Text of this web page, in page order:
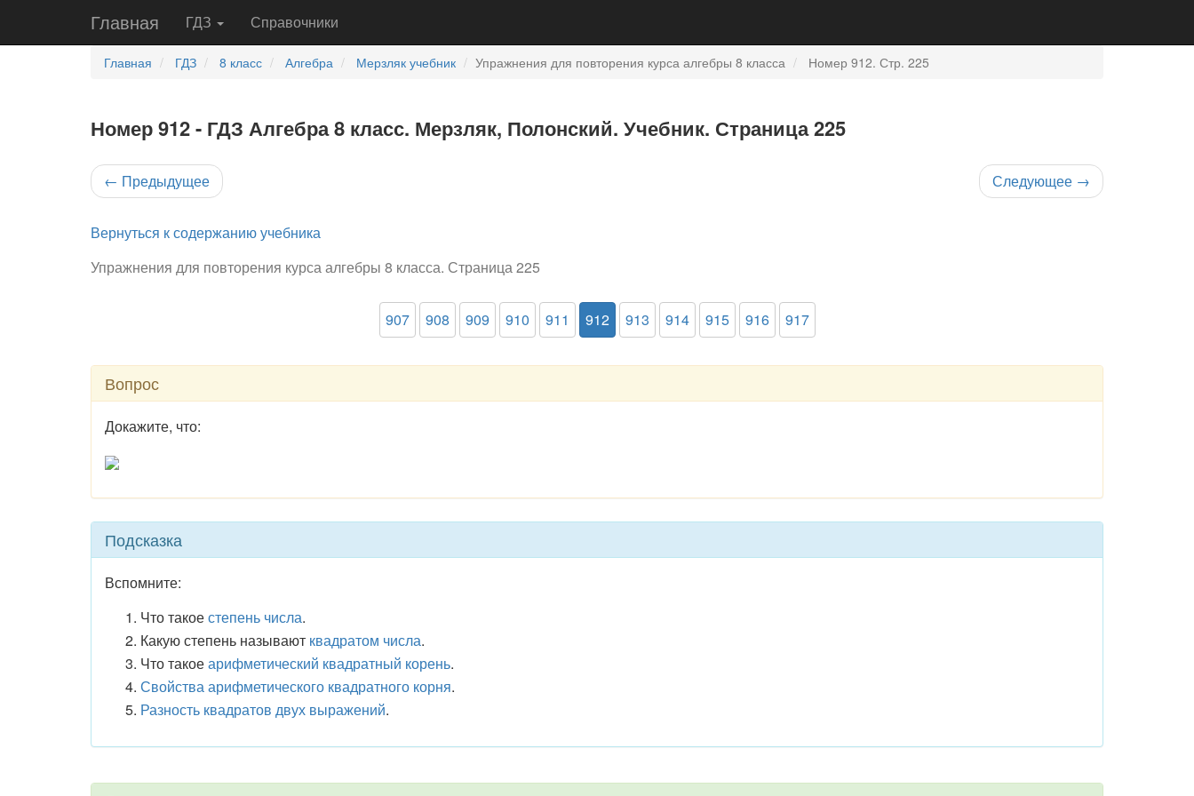
Главная ГДЗ Справочники
Главная ГДЗ 8 класс Алгебра Мерзляк учебник Упражнения для повторения курса алгебры 8 класса Номер 912. Стр. 225
Номер 912 - ГДЗ Алгебра 8 класс. Мерзляк, Полонский. Учебник. Страница 225
← Предыдущее Следующее →
Вернуться к содержанию учебника
Упражнения для повторения курса алгебры 8 класса. Страница 225
907 908 909 910 911 912 913 914 915 916 917
Вопрос
Докажите, что:
Подсказка
Вспомните:
Что такоестепень числа.
Какую степень называют квадратом числа.
Что такоеарифметический квадратный корень.
Свойства арифметического квадратного корня.
Разность квадратов двух выражений.